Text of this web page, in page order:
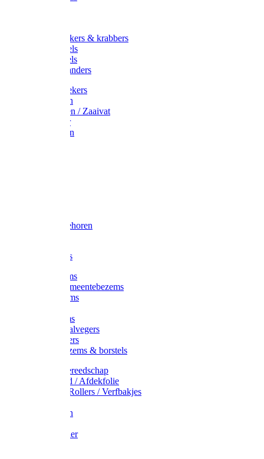
Onkruidstekers & krabbers
Hartschoffels
Ruitschoffels
Onkruidbranders
Graskantstekers
Verticuteren
Strooiwagen / Zaaivat
Grasmaaier
Grasscharen
Slede toebehoren
Composters
Straatbezems
Stads- / Gemeentebezems
Terrasbezems
Gootbezems
Kamer-/Zaalvegers
Vloertrekkers
Onkruidbezems & borstels
Schildersgereedschap
Afplakband / Afdekfolie
Kwasten / Rollers / Verfbakjes
Afdekfoliën
Schuurpapier